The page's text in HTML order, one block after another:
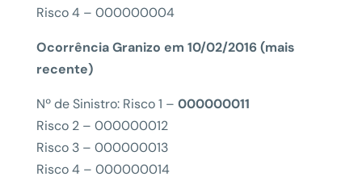
Risco 4 – 000000004
Ocorrência Granizo em 10/02/2016 (mais
recente)
Nº de Sinistro: Risco 1 – 000000011
Risco 2 – 000000012
Risco 3 – 000000013
Risco 4 – 000000014